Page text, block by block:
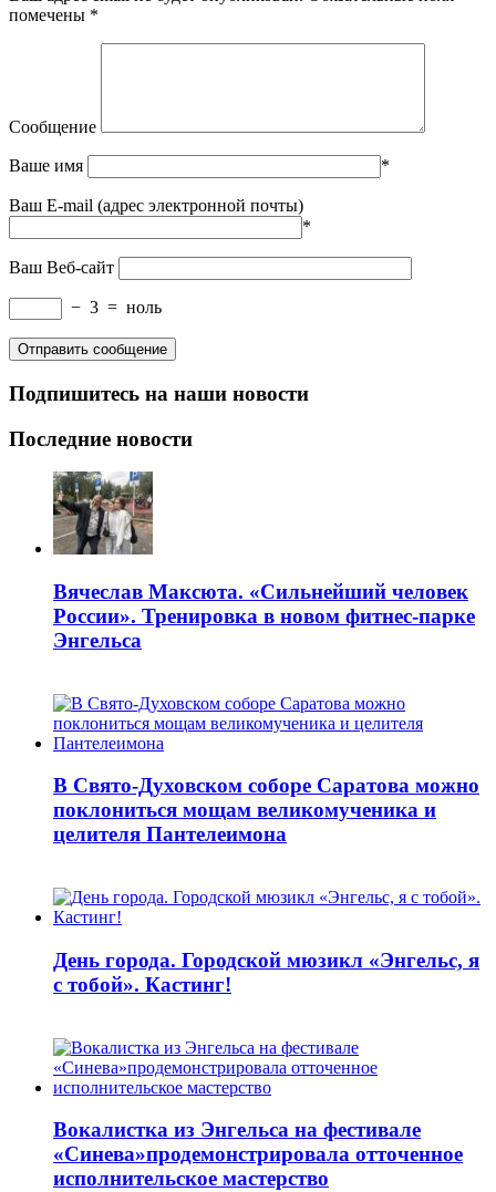
помечены *
Сообщение
Ваше имя *
Ваш E-mail (адрес электронной почты)
*
Ваш Веб-сайт
− 3 = ноль
Подпишитесь на наши новости
Последние новости
Вячеслав Максюта. «Сильнейший человек
России». Тренировка в новом фитнес-парке
Энгельса
В Свято-Духовском соборе Саратова можно
поклониться мощам великомученика и
целителя Пантелеимона
День города. Городской мюзикл «Энгельс, я
с тобой». Кастинг!
Вокалистка из Энгельса на фестивале
«Синева»продемонстрировала отточенное
исполнительское мастерство